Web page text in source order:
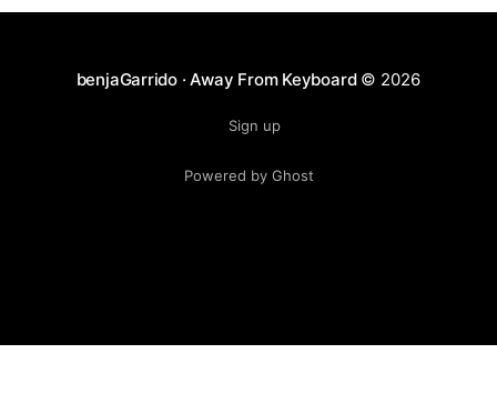
benjaGarrido · Away From Keyboard© 2026
Sign up
Powered by Ghost